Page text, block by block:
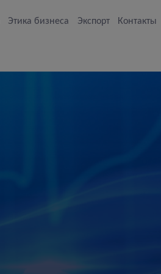
Этика бизнеса Экспорт Контакты